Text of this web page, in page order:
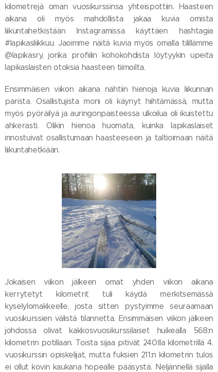
kilometrejä oman vuosikurssinsa yhteispottiin. Haasteen
aikana oli myös mahdollista jakaa kuvia omista
liikuntahetkistään Instagramissa käyttäen hashtagia
#lapikasliikkuu. Jaoimme näitä kuvia myös omalla tilillämme
@lapikasry, jonka profiilin kohokohdista löytyykin upeita
lapikaslaisten otoksia haasteen tiimoilta.
Ensimmäisen viikon aikana nähtiin hienoja kuvia liikunnan
parista. Osallistujista moni oli käynyt hiihtämässä, mutta
myös pyöräilyä ja auringonpaisteessa ulkoilua oli ikuistettu
ahkerasti. Olikin hienoa huomata, kuinka lapikaslaiset
innostuivat osallistumaan haasteeseen ja taltioimaan näitä
liikuntahetkiään.
Jokaisen viikon jälkeen omat yhden viikon aikana
kerrytetyt kilometrit tuli käydä merkitsemässä
kyselylomakkeelle, josta sitten pystyimme seuraamaan
vuosikurssien välistä tilannetta. Ensimmäisen viikon jälkeen
johdossa olivat kakkosvuosikurssilaiset huikealla 568:n
kilometrin potillaan. Toista sijaa pitivät 240:lla kilometrillä 4.
vuosikurssin opiskelijat, mutta fuksien 211:n kilometrin tulos
ei ollut kovin kaukana hopealle pääsystä. Neljännellä sijalla